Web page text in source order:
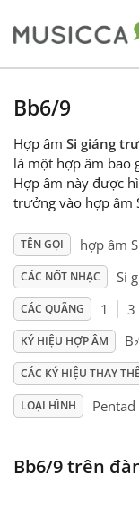
Български
Dansk
Deutsch
English
Español
Bb6/9
Hợp âm Si giáng
là một hợp âm bao
Hợp âm này được
trưởng vào hợp âm
TÊN GỌI hợp âm
CÁC NỐT NHẠC Si
CÁC QUÃNG 1 3
KÝ HIỆU HỢP ÂM B♭
CÁC KÝ HIỆU THAY
LOẠI HÌNH
Bb6/9 trên